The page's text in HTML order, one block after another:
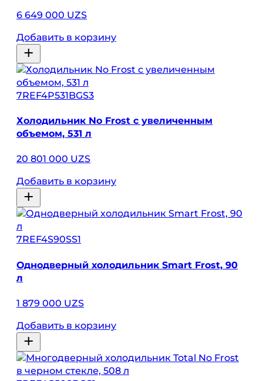
6 649 000 UZS
Добавить в корзину
7REF4P531BGS3
Холодильник No Frost с увеличенным
объемом, 531 л
20 801 000 UZS
Добавить в корзину
7REF4S90SS1
Однодверный холодильник Smart Frost, 90
л
1 879 000 UZS
Добавить в корзину